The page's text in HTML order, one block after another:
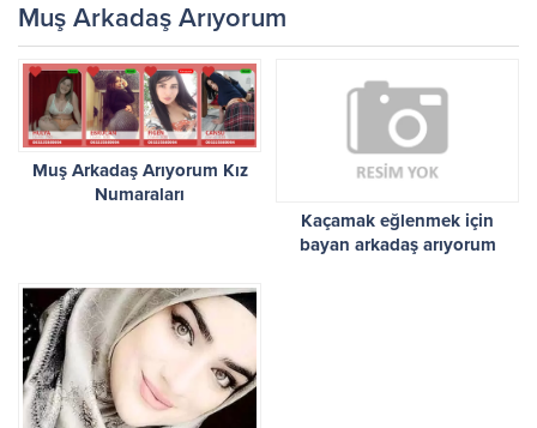
Muş Arkadaş Arıyorum
Muş Arkadaş Arıyorum Kız
Numaraları
Kaçamak eğlenmek için
bayan arkadaş arıyorum